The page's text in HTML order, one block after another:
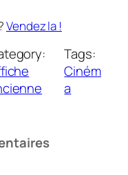
Vendez la !
Tags:
Ciném
a